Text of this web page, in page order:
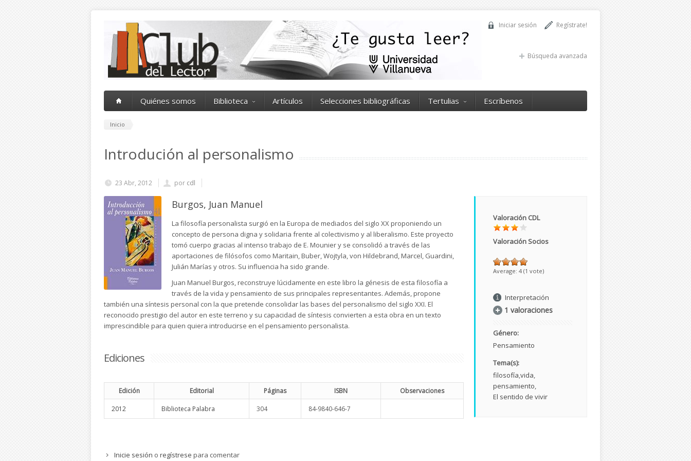
Regístrate!
Iniciar sesión
Búsqueda avanzada
Quiénes somos Biblioteca Artículos Selecciones bibliográficas Tertulias Escríbenos
Inicio
Introdución al personalismo
23 Abr, 2012 por cdl
Burgos, Juan Manuel
La filosofía personalista surgió en la Europa de mediados del siglo XX proponiendo un
concepto de persona digna y solidaria frente al colectivismo y al liberalismo. Este proyecto
tomó cuerpo gracias al intenso trabajo de E. Mounier y se consolidó a través de las
aportaciones de filósofos como Maritain, Buber, Wojtyla, von Hildebrand, Marcel, Guardini,
Julián Marías y otros. Su influencia ha sido grande.
Juan Manuel Burgos, reconstruye lúcidamente en este libro la génesis de esta filosofía a
través de la vida y pensamiento de sus principales representantes. Además, propone
también una síntesis personal con la que pretende consolidar las bases del personalismo del siglo XXI. El
reconocido prestigio del autor en este terreno y su capacidad de síntesis convierten a esta obra en un texto
imprescindible para quien quiera introducirse en el pensamiento personalista.
Ediciones
Edición Editorial Páginas ISBN Observaciones
2012 Biblioteca Palabra 304 84-9840-646-7
Valoración CDL
Valoración Socios
Average: 4 (1 vote)
Interpretación
1 valoraciones
Género:
Pensamiento
Tema(s):
filosofía vida
pensamiento
El sentido de vivir
Inicie sesión o regístrese para comentar